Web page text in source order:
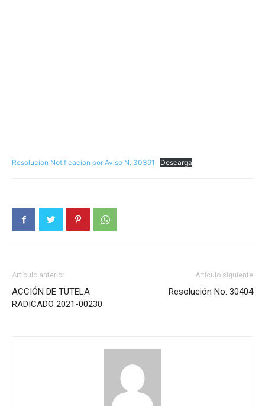
Resolucion Notificacion por Aviso N. 30391 Descarga
Artículo anterior
ACCIÓN DE TUTELA
RADICADO 2021-00230
Artículo siguiente
Resolución No. 30404